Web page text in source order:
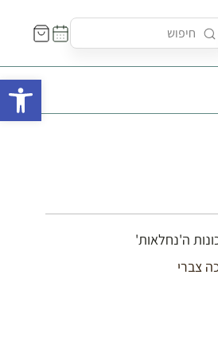
ה'נחלאות'
צברי